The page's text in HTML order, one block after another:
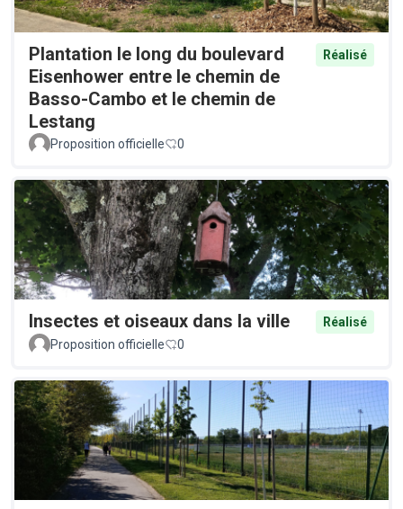
Plantation le long du boulevard
Eisenhower entre le chemin de
Basso-Cambo et le chemin de
Lestang
Réalisé
Proposition officielle 0
Insectes et oiseaux dans la ville
Réalisé
Proposition officielle
0